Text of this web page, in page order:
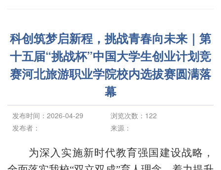
科创筑梦启新程，挑战青春向未来｜第
十五届“挑战杯”中国大学生创业计划竞
赛河北旅游职业学院校内选拔赛圆满落
幕
发布时间：2026-04-29 浏览次数： 122
发布者：
来源：
为深入实施新时代教育强国建设战略，